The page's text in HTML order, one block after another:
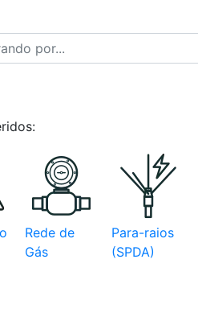
Rede de
Gás
Para-raios
(SPDA)